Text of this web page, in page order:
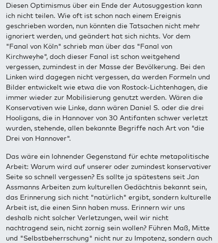
Diesen Optimismus über ein Ende der Autosuggestion kann
ich nicht teilen. Wie oft ist schon nach einem Ereignis
geschrieben worden, nun könnten die Tatsachen nicht mehr
ignoriert werden, und geändert hat sich nichts. Vor dem
"Fanal von Köln" schrieb man über das "Fanal von
Kirchweyhe", doch dieser Fanal ist schon weitgehend
vergessen, zumindest in der Masse der Bevölkerung. Bei den
Linken wird dagegen nicht vergessen, da werden Formeln und
Bilder entwickelt wie etwa die von Rostock-Lichtenhagen, die
immer wieder zur Mobilisierung genutzt werden. Wären die
Konservativen wie Linke, dann wären Daniel S. oder die drei
Hooligans, die in Hannover von 30 Antifanten schwer verletzt
wurden, stehende, allen bekannte Begriffe nach Art von "die
Drei von Hannover".
Das wäre ein lohnender Gegenstand für echte metapolitische
Arbeit: Warum wird auf unserer oder zumindest konservativer
Seite so schnell vergessen? Es sollte ja spätestens seit Jan
Assmanns Arbeiten zum kulturellen Gedächtnis bekannt sein,
das Erinnerung sich nicht "natürlich" ergibt, sondern kulturelle
Arbeit ist, die einen Sinn haben muss. Erinnern wir uns
deshalb nicht solcher Verletzungen, weil wir nicht
nachtragend sein, nicht zornig sein wollen? Führen Maß, Mitte
und "Selbstbeherrschung" nicht nur zu Impotenz, sondern auch